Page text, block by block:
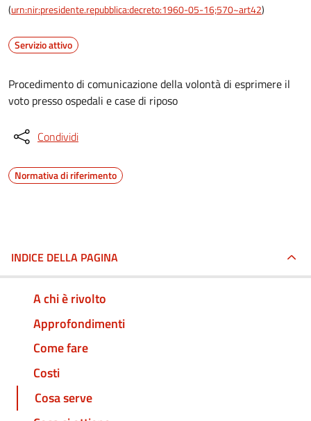
(urn:nir:presidente.repubblica:decreto:1960-05-16;570~art42)
Servizio attivo
Procedimento di comunicazione della volontà di esprimere il
voto presso ospedali e case di riposo
Condividi
Normativa di riferimento
INDICE DELLA PAGINA
A chi è rivolto
Approfondimenti
Come fare
Costi
Cosa serve